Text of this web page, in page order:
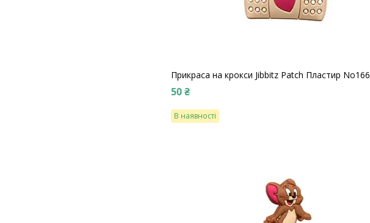
Прикраса на крокси Jibbitz Patch Пластир No166
50 ₴
В наявності